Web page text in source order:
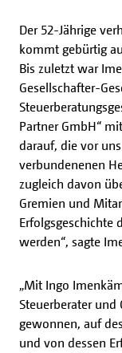
Der 52-Jährige
kommt gebürtig
Bis zuletzt war
Gesellschafter-
Partner GmbH“
darauf, die vor
verbundenenen
zugleich davon
Gremien und
Erfolgsgeschichte
werden“, sagte
„Mit Ingo
Steuerberater
gewonnen, auf
und von dessen